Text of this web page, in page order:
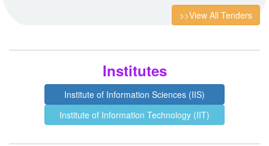
>>View All Tenders
Institutes
Institute of Information Sciences (IIS)
Institute of Information Technology (IIT)